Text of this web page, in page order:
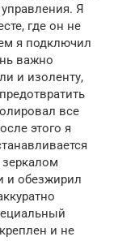
Я
где он не
я подключил
важно
и изоленту,
все
этого я
зеркалом
и обезжирил
и не